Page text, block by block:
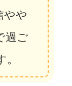
やや
過ご